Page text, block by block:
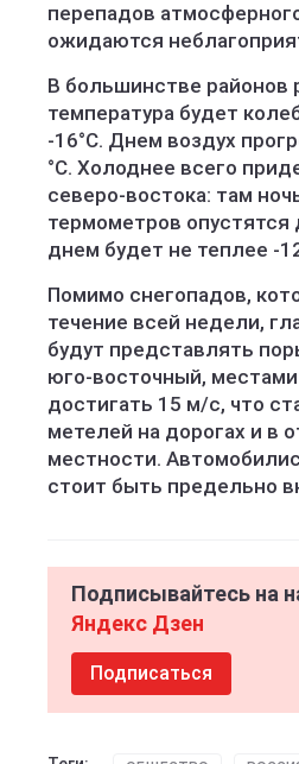
перепадов
ожидаются
В большинстве районов
температура будет
-16°С. Днем воздух
°С. Холоднее всего
северо-востока: там
термометров опустятся
днем будет не теплее -
Помимо снегопадов,
течение всей недели,
будут представлять
юго-восточный,
достигать 15 м/с, что
метелей на дорогах и в
местности.
стоит быть предельно
Подписывайтесь на
Яндекс Дзен
Подписаться